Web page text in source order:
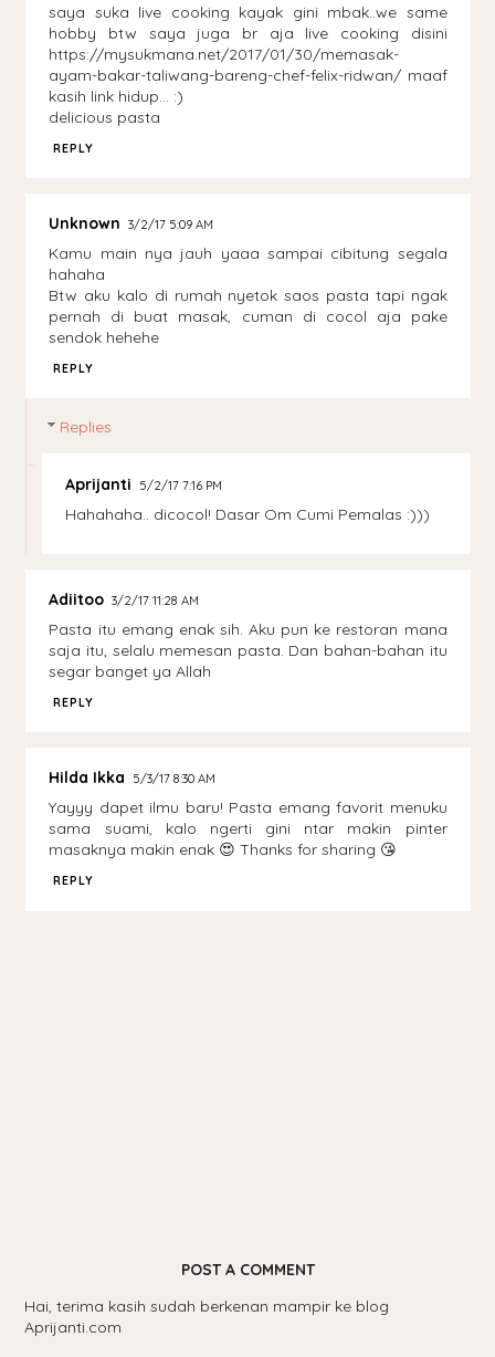
saya suka live cooking kayak gini mbak..we same
hobby btw saya juga br aja live cooking disini
https://mysukmana.net/2017/01/30/memasak-
ayam-bakar-taliwang-bareng-chef-felix-ridwan/ maaf
kasih link hidup... :)
delicious pasta
REPLY
Unknown 3/2/17 5:09 AM
Kamu main nya jauh yaaa sampai cibitung segala
hahaha
Btw aku kalo di rumah nyetok saos pasta tapi ngak
pernah di buat masak, cuman di cocol aja pake
sendok hehehe
REPLY
Replies
Aprijanti 5/2/17 7:16 PM
Hahahaha.. dicocol! Dasar Om Cumi Pemalas :)))
Adiitoo 3/2/17 11:28 AM
Pasta itu emang enak sih. Aku pun ke restoran mana
saja itu, selalu memesan pasta. Dan bahan-bahan itu
segar banget ya Allah
REPLY
Hilda Ikka 5/3/17 8:30 AM
Yayyy dapet ilmu baru! Pasta emang favorit menuku
sama suami, kalo ngerti gini ntar makin pinter
masaknya makin enak 😍 Thanks for sharing 😘
REPLY
POST A COMMENT
Hai, terima kasih sudah berkenan mampir ke blog
Aprijanti.com